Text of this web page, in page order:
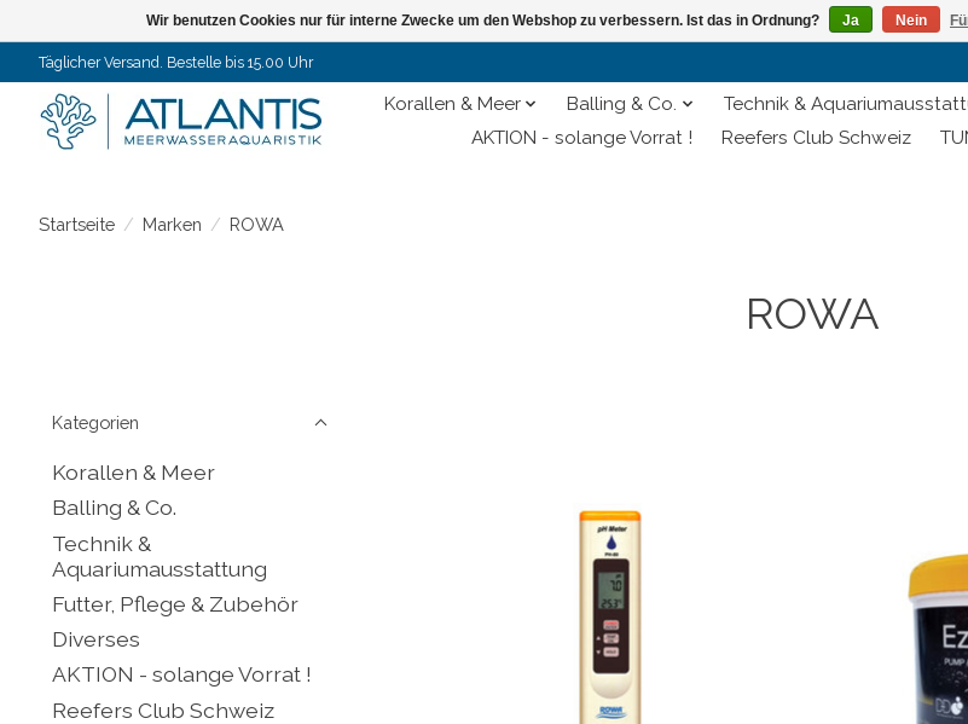
Täglicher Versand. Bestelle bis 15.00 Uhr
Korallen & Meer Balling & Co. Technik &
AKTION - solange Vorrat !
Reefers Club Schweiz
Startseite / Marken / ROWA
ROWA
Kategorien
Korallen & Meer
Balling & Co.
Technik &
Aquariumausstattung
Futter, Pflege & Zubehör
Diverses
AKTION - solange Vorrat !
Reefers Club Schweiz
Wir benutzen Cookies nur für interne Zwecke um den Webshop zu verbessern. Ist das in Ordnung? Ja Nein